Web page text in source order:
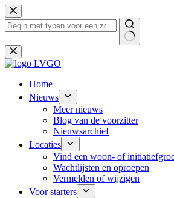
Ga
naar
de
Geen
resultaten
Home
Nieuws
Meer nieuws
Blog van de voorzitter
Nieuwsarchief
Locaties
Vind een woon- of
Wachtlijsten en oproepen
Vermelden of wijzigen
Voor starters